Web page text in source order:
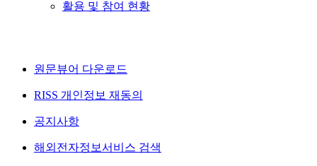
활용 및 참여 현황
원문뷰어 다운로드
RISS 개인정보 재동의
공지사항
해외전자정보서비스 검색